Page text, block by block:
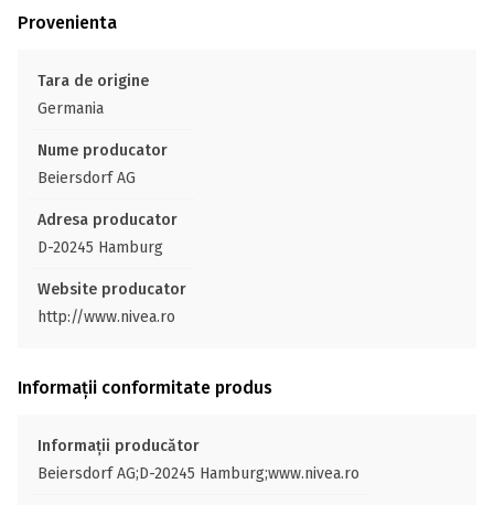
Provenienta
Tara de origine
Germania
Nume producator
Beiersdorf AG
Adresa producator
D-20245 Hamburg
Website producator
http://www.nivea.ro
Informații conformitate produs
Informații producător
Beiersdorf AG;D-20245 Hamburg;www.nivea.ro